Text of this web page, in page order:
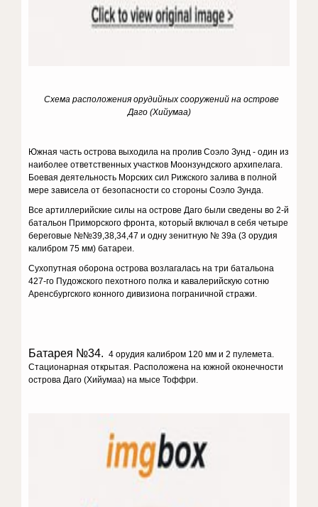
Схема расположения орудийных сооружений на острове
Даго (Хийумаа)
Южная часть острова выходила на пролив Соэло Зунд - один из
наиболее ответственных участков Моонзундского архипелага.
Боевая де­ятельность Морских сил Рижского залива в пол­ной
мере зависела от безопасности со стороны Соэло Зунда.
Все артиллерийские силы на острове Даго были сведены во 2-й
батальон Приморского фрон­та, который включал в себя четыре
береговые №№39,38,34,47 и одну зенитную № 39а (3 орудия
калибром 75 мм) батареи.
Сухопутная оборона острова возлагалась на три батальона
427-го Пудожс­кого пехотного полка и кавалерийскую сотню
Аренсбургского конного диви­зиона пограничной стражи.
Батарея №34. 4 орудия калибром 120 мм и 2 пулемета.
Стационарная отк­рытая. Расположена на южной оконечности
острова Даго (Хийумаа) на мысе Тоффри.